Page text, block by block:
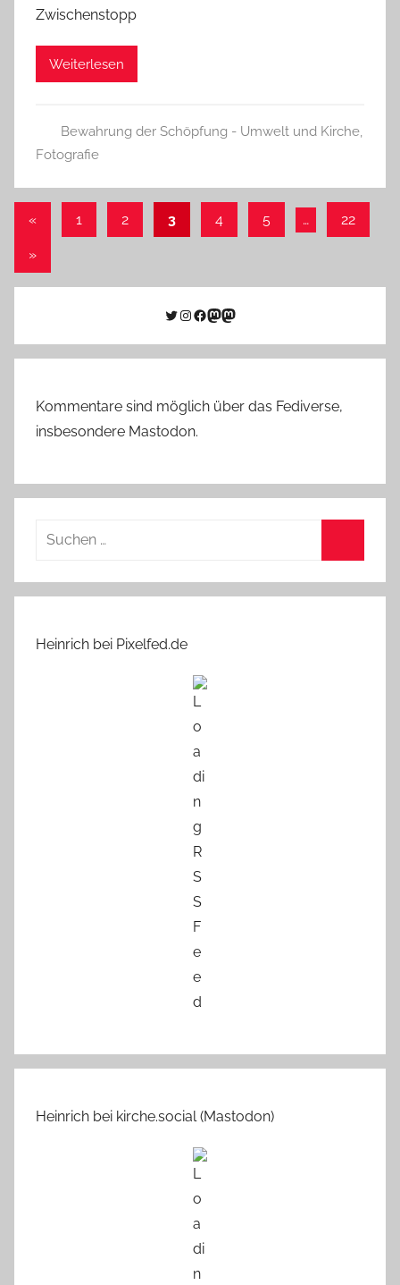
Zwischenstopp
Weiterlesen
Bewahrung der Schöpfung - Umwelt und Kirche,
Fotografie
Seitennummerierung
der
Beiträge
«Vorherige
1 2 3 4 5 … 22
Nächste
Beiträge
»
Twitter
Instagram
Facebook
Link zu Mastodon
Mastodon
Kommentare sind möglich über das Fediverse,
insbesondere Mastodon.
Suchen
Heinrich bei Pixelfed.de
Heinrich bei kirche.social (Mastodon)